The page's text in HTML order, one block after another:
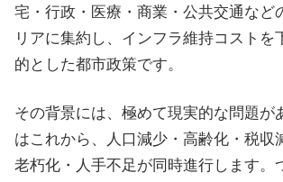
宅・行政・医療・商業・公共交通など
リアに集約し、インフラ維持コストを
的とした都市政策です。
その背景には、極めて現実的な問題が
はこれから、人口減少・高齢化・税収
老朽化・人手不足が同時進行します。